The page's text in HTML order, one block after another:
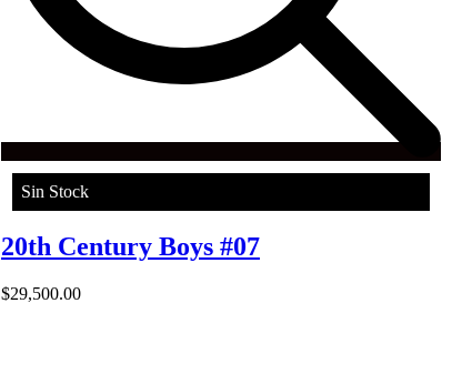
Sin Stock
20th Century Boys #07
$29,500.00